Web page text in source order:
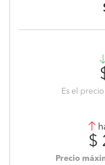
Es el precio
$
Precio